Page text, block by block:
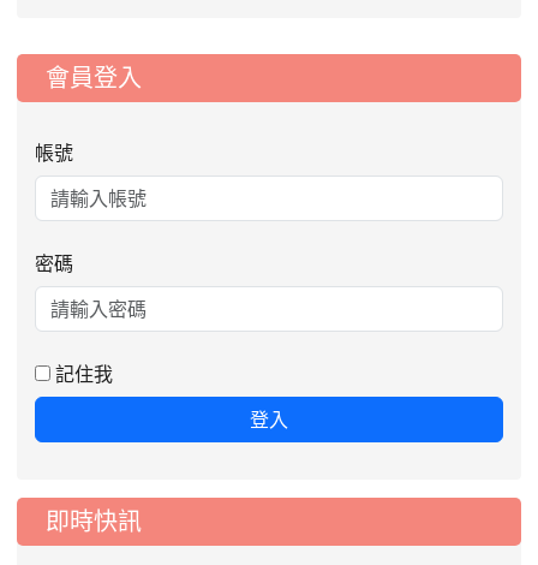
::: 會員登入
帳號
密碼
記住我
登入
即時快訊
2026-08-06
公告115年桃園市運動會國小游泳比賽
楊梅區代表選手服裝領取通知
2026-08-05
師甄選簡章
115學年度一、三、五年級常
2026-07-31
學校對面建案申請8月份「施
工車輛臨停」一案，請各位用路人留意